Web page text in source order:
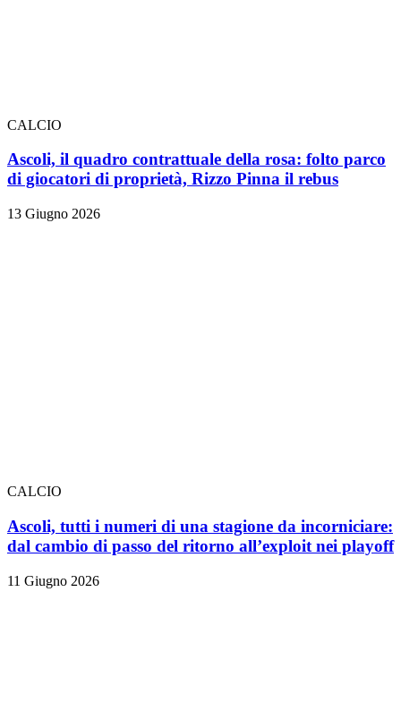
CALCIO
Ascoli, il quadro contrattuale della rosa: folto parco
di giocatori di proprietà, Rizzo Pinna il rebus
13 Giugno 2026
CALCIO
Ascoli, tutti i numeri di una stagione da incorniciare:
dal cambio di passo del ritorno all’exploit nei playoff
11 Giugno 2026